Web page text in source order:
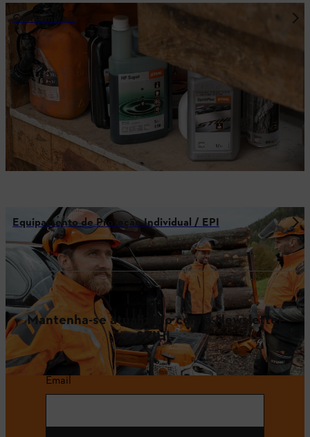
Consumíveis
Equipamento de Proteção Individual / EPI
Mantenha-se atualizado com a Newsletter
STIHL
Email